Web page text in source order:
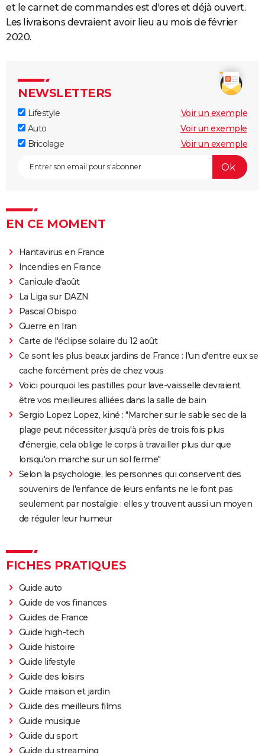
et le carnet de commandes est d'ores et déjà ouvert.
Les livraisons devraient avoir lieu au mois de février
2020.
NEWSLETTERS
Lifestyle
Voir un exemple
Auto
Voir un exemple
Bricolage
Voir un exemple
EN CE MOMENT
Hantavirus en France
Incendies en France
Canicule d'août
La Liga sur DAZN
Pascal Obispo
Guerre en Iran
Carte de l'éclipse solaire du 12 août
Ce sont les plus beaux jardins de France : l'un d'entre eux se
cache forcément près de chez vous
Voici pourquoi les pastilles pour lave-vaisselle devraient
être vos meilleures alliées dans la salle de bain
Sergio Lopez Lopez, kiné : "Marcher sur le sable sec de la
plage peut nécessiter jusqu'à près de trois fois plus
d'énergie, cela oblige le corps à travailler plus dur que
lorsqu'on marche sur un sol ferme"
Selon la psychologie, les personnes qui conservent des
souvenirs de l'enfance de leurs enfants ne le font pas
seulement par nostalgie : elles y trouvent aussi un moyen
de réguler leur humeur
FICHES PRATIQUES
Guide auto
Guide de vos finances
Guides de France
Guide high-tech
Guide histoire
Guide lifestyle
Guide des loisirs
Guide maison et jardin
Guide des meilleurs films
Guide musique
Guide du sport
Guide du streaming